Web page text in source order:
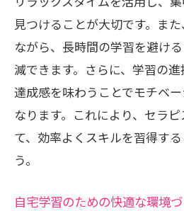
見つけることが大切です。ま
ながら、長時間の学習を避け
減できます。さらに、学習の進
達成感を味わうことでモチベ
なります。これにより、セラ
て、効率よくスキルを習得す
う。
自宅学習のための快適な環境